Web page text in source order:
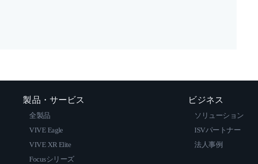
製品・サービス
全製品
VIVE Eagle
VIVE XR Elite
Focusシリーズ
ビジネス
ソリューション
ISVパートナー
法人事例